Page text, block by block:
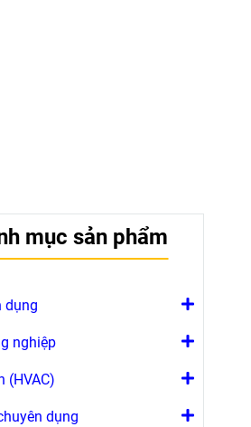
mục sản phẩm
dụng
nghiệp
(HVAC)
dụng